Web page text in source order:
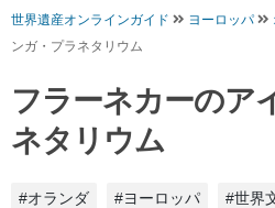
世界遺産オンラインガイド ヨーロッパ
ンガ・プラネタリウム
フラーネカーのア
ネタリウム
#オランダ #ヨーロッパ #世界